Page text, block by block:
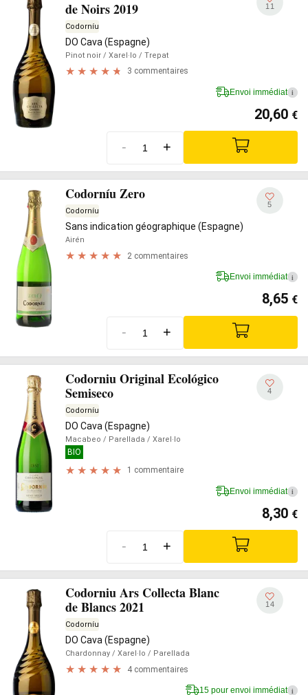
de Noirs 2019
Codorníu
DO Cava (Espagne)
Pinot noir / Xarel·lo / Trepat
3 commentaires
11
Envoi immédiat i
20,60 €
- +
Codorníu Zero
Codorníu
Sans indication géographique (Espagne)
Airén
2 commentaires
5
Envoi immédiat i
8,65 €
- +
Codorniu Original Ecológico
Semiseco
Codorníu
DO Cava (Espagne)
Macabeo / Parellada / Xarel·lo
BIO
1 commentaire
4
Envoi immédiat i
8,30 €
- +
Codorniu Ars Collecta Blanc
de Blancs 2021
Codorníu
DO Cava (Espagne)
Chardonnay / Xarel·lo / Parellada
4 commentaires
14
15 pour envoi immédiat i